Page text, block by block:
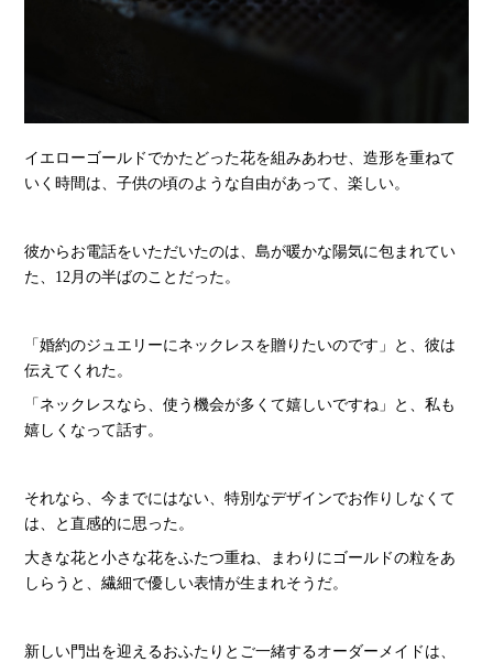
イエローゴールドでかたどった花を組みあわせ、造形を重ねて
いく時間は、子供の頃のような自由があって、楽しい。
彼からお電話をいただいたのは、島が暖かな陽気に包まれてい
た、12月の半ばのことだった。
「婚約のジュエリーにネックレスを贈りたいのです」と、彼は
伝えてくれた。
「ネックレスなら、使う機会が多くて嬉しいですね」と、私も
嬉しくなって話す。
それなら、今までにはない、特別なデザインでお作りしなくて
は、と直感的に思った。
大きな花と小さな花をふたつ重ね、まわりにゴールドの粒をあ
しらうと、繊細で優しい表情が生まれそうだ。
新しい門出を迎えるおふたりとご一緒するオーダーメイドは、